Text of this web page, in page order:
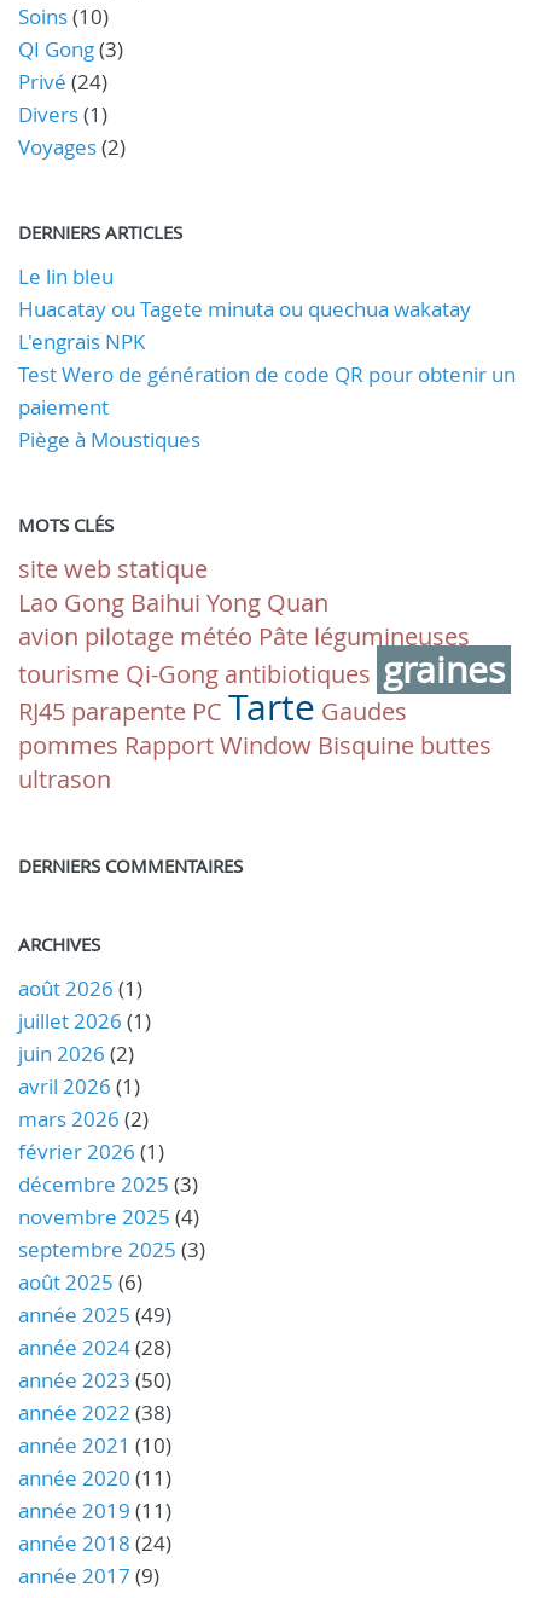
Soins(10)
QI Gong(3)
Privé (24)
Divers(1)
Voyages(2)
DERNIERS ARTICLES
Le lin bleu
Huacatay ou Tagete minuta ou quechua wakatay
L'engrais NPK
Test Wero de génération de code QR pour obtenir un
paiement
Piège à Moustiques
MOTS CLÉS
site web statique
Lao Gong Baihui Yong Quan
avion pilotage météo Pâte légumineuses
tourisme Qi-Gong antibiotiques graines
RJ45 parapente PC Tarte Gaudes
pommes RapportWindow Bisquine buttes
ultrason
DERNIERS COMMENTAIRES
ARCHIVES
août 2026 (1)
juillet 2026 (1)
juin 2026 (2)
avril 2026 (1)
mars 2026 (2)
février 2026 (1)
décembre 2025 (3)
novembre 2025 (4)
septembre 2025 (3)
août 2025 (6)
année 2025 (49)
année 2024(28)
année 2023 (50)
année 2022 (38)
année 2021 (10)
année 2020 (11)
année 2019 (11)
année 2018 (24)
année 2017 (9)